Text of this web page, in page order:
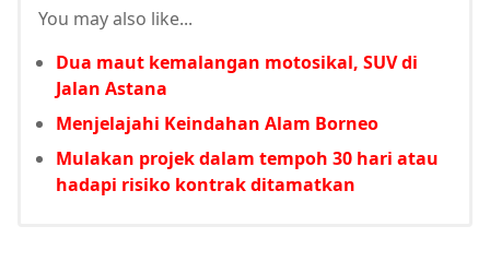
You may also like...
Dua maut kemalangan motosikal, SUV di
Jalan Astana
Menjelajahi Keindahan Alam Borneo
Mulakan projek dalam tempoh 30 hari atau
hadapi risiko kontrak ditamatkan